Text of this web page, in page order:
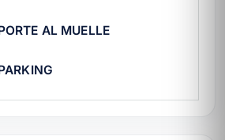
y zarpa. Compara con el
playas en Puerto
AL MUELLE